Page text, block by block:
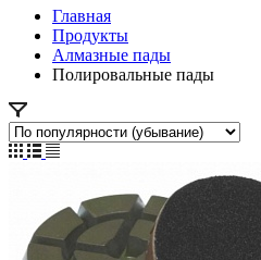
Главная
Продукты
Алмазные пады
Полировальные пады